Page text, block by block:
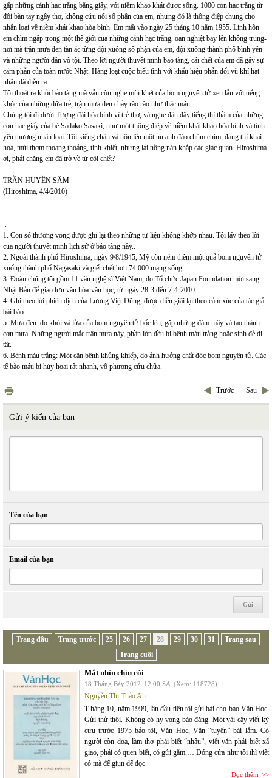
gấp những cánh hạc trắng bằng giấy, với niềm khao khát được sống. 1000 con hạc trắng từ
đôi bàn tay ngây thơ, không cứu nổi số phận của em, nhưng đó là thông điệp chung cho
nhân loại về niềm khát khao hòa bình. Em mất vào ngày 25 tháng 10 năm 1955. Linh hồn
em chìm ngập trong một thế giới của những cánh hạc trắng, oan nghiệt bay lên không trung-
nơi mà trận mưa đen tàn ác từng dội xuống số phận của em, dội xuống thành phố bình yên
và những người dân vô tội. Theo lời người thuyết minh bảo tàng, cái chết của em đã gây sự
căm phẫn của toàn nước Nhật. Hàng loạt cuộc biểu tình với khẩu hiệu phản đối vũ khí hạt
nhân đã diễn ra…
Tôi thoát ra khỏi bảo tàng mà vẫn còn nghe mùi khét của bom nguyên tử xen lẫn với tiếng
khóc của những đứa trẻ, trận mưa đen chảy rào rào như thác máu…
Chúng tôi đi dưới Tượng đài hòa bình vì trẻ thơ, và nghe đâu đây tiếng thì thầm của những
con hạc giấy của bé Sadako Sasaki, như một thông điệp về niềm khát khao hòa bình và tình
yêu thương nhân loại. Tôi kiểng chân và hôn lên một nụ anh đào chúm chím, đang thì khai
hoa, mùi thơm thoang thoảng, tinh khiết, nhưng lại nồng nàn khắp các giác quan. Hiroshima
ơi, phải chăng em đã trở về từ cõi chết?
TRẦN HUYỀN SÂM
(Hiroshima, 4/4/2010)
.
1. Con số thương vong được ghi lại theo những tư liệu không khớp nhau. Tôi lấy theo lời
của người thuyết minh lịch sử ở bảo tàng này..
2. Ngoài thành phố Hiroshima, ngày 9/8/1945, Mỹ còn ném thêm một quả bom nguyên tử
xuống thành phố Nagasaki và giết chết hơn 74.000 mạng sống
3. Đoàn chúng tôi gồm 11 văn nghệ sĩ Việt Nam, do Tổ chức Japan Foundation mời sang
Nhật Bản để giao lưu văn hóa-văn học, từ ngày 28-3 dến 7-4-2010
4. Ghi theo lời phiên dịch của Lương Việt Dũng, được diễn giãi lại theo cảm xúc của tác giả
bài báo.
5. Mưa đen: do khói và lửa của bom nguyên tử bốc lên, gặp những đám mây và tạo thành
cơn mưa. Những người mắc trận mưa này, phần lớn đều bị bệnh máu trắng hoặc sinh đẻ dị
tật.
6. Bệnh máu trắng: Một căn bệnh khủng khiếp, do ảnh hưởng chất độc bom nguyên tử. Các
tế bào máu bị hủy hoại rất nhanh, vô phương cứu chữa.
Trước Sau
Gửi ý kiến của bạn
Tên của bạn
Email của bạn
Trang đầu Trang trước 25 26 27 28 29 30 31
Trang sau
Trang cuối
Mắt nhìn chín cõi
18 Tháng Bảy 2012 12:00 SA (Xem: 118728)
Nguyễn Thị Thảo An
T háng 10, năm 1999, lần đầu tiên tôi gửi bài cho báo Văn Học.
Gửi thử thôi. Không có hy vọng báo đăng. Một vài cây viết kỳ
cựu trước 1975 bảo tôi, Văn Học, Văn “tuyển” bài lắm. Có
người còn dọa, làm thơ phải biết “nhậu”, viết văn phải biết xã
giao, phải có quen biết, có gửi gắm,… Đóng cửa như tôi thì viết
có mà để giun dế đọc.
Đọc thêm